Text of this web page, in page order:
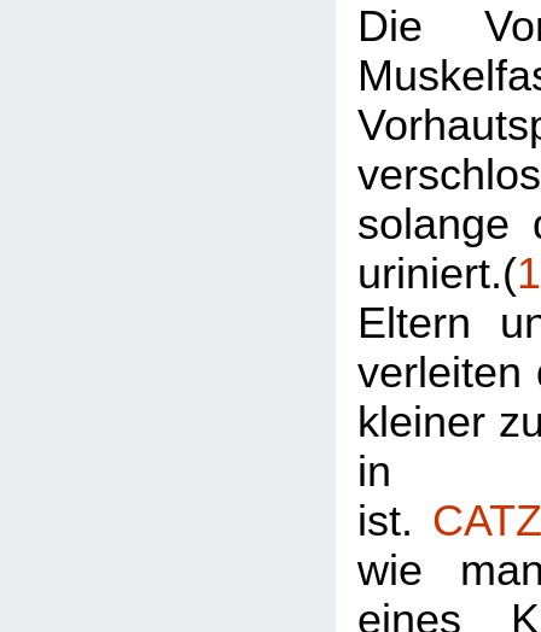
Die
solange
uriniert.(1
Eltern
verleiten
kleiner
in
ist.
wie
eines